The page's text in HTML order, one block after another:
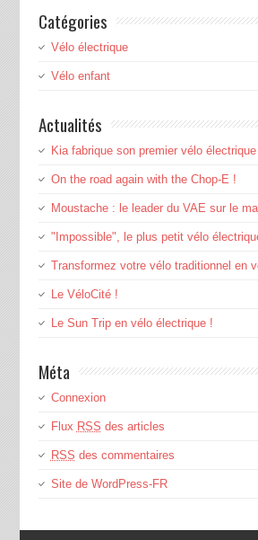
Catégories
Vélo électrique
Vélo enfant
Actualités
Kia fabrique son premier vélo
On the road again with the Chop-E !
Moustache : le leader du VAE sur le
"Impossible", le plus petit vélo
Transformez votre vélo traditionnel en
Le VéloCité !
Le Sun Trip en vélo électrique !
Méta
Connexion
Flux RSS des articles
RSS des commentaires
Site de WordPress-FR